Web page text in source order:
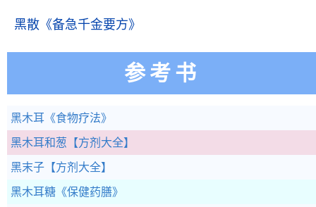
黑散 《备急千金要方》
参考书
黑木耳 《食物疗法》
黑木耳和葱 【方剂大全】
黑末子 【方剂大全】
黑木耳糖 《保健药膳》